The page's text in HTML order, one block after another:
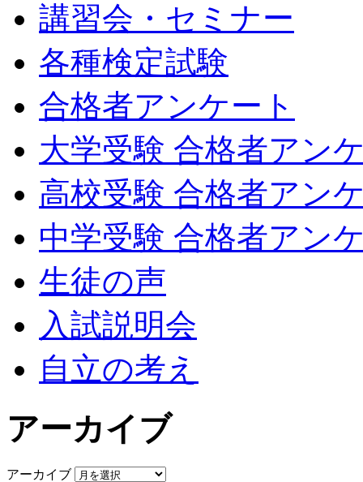
講習会・セミナー
各種検定試験
合格者アンケート
大学受験 合格者アン
高校受験 合格者アン
中学受験 合格者アン
生徒の声
入試説明会
自立の考え
アーカイブ
アーカイブ